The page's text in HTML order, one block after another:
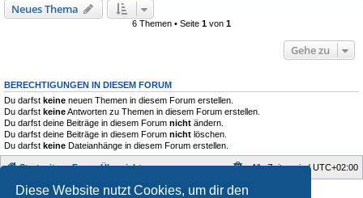
Diese Website nutzt Cookies, um dir den
Neues Thema
6 Themen • Seite 1 von 1
Gehe zu
BERECHTIGUNGEN IN DIESEM FORUM
Du darfst keine neuen Themen in diesem Forum erstellen.
Du darfst keineAntworten zu Themen in diesem Forum erstellen.
Du darfst deine Beiträge in diesem Forum nicht ändern.
Du darfst deine Beiträge in diesem Forum nicht löschen.
Du darfst keine Dateianhänge in diesem Forum erstellen.
Startseite Foren-Übersicht Alle Zeiten sindUTC+02:00
Style developer by Zuma Portal,